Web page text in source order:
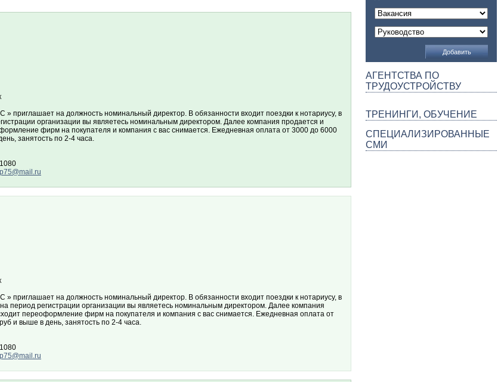
на должность номинальный директор. В обязанности входит поездки к нотариусу, в
организации вы являетесь номинальным директором. Далее компания продается и
фирм на покупателя и компания с вас снимается. Ежедневная оплата от 3000 до 6000
занятость по 2-4 часа.
на должность номинальный директор. В обязанности входит поездки к нотариусу, в
период регистрации организации вы являетесь номинальным директором. Далее компания
переоформление фирм на покупателя и компания с вас снимается. Ежедневная оплата от
и выше в день, занятость по 2-4 часа.
АГЕНТСТВА ПО
ТРУДОУСТРОЙСТВУ
ТРЕНИНГИ, ОБУЧЕНИЕ
СПЕЦИАЛИЗИРОВАННЫЕ
СМИ